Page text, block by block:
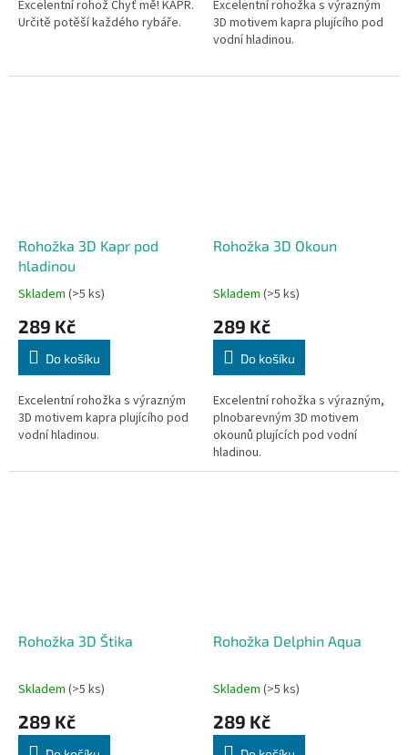
Excelentní rohož Chyť mě! KAPR.
Určitě potěší každého rybáře.
Excelentní rohožka s výrazným
3D motivem kapra plujícího pod
vodní hladinou.
Rohožka 3D Kapr pod
hladinou
Skladem (>5 ks)
289 Kč
Do košíku
Excelentní rohožka s výrazným
3D motivem kapra plujícího pod
vodní hladinou.
Rohožka 3D Okoun
Skladem (>5 ks)
289 Kč
Do košíku
Excelentní rohožka s výrazným,
plnobarevným 3D motivem
okounů plujících pod vodní
hladinou.
Rohožka 3D Štika
Skladem (>5 ks)
289 Kč
Rohožka Delphin Aqua
Skladem (>5 ks)
289 Kč